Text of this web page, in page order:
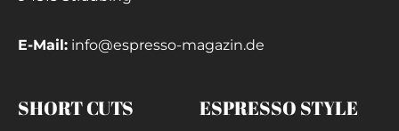
E-Mail: info@espresso-magazin.de
SHORT CUTS ESPRESSO STYLE